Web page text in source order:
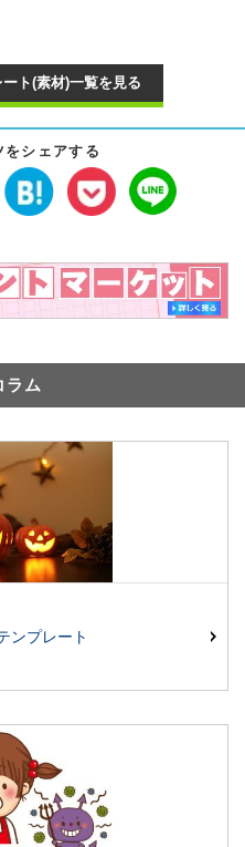
ト(素材)一覧を見る
をシェアする
ラム
ンプレート